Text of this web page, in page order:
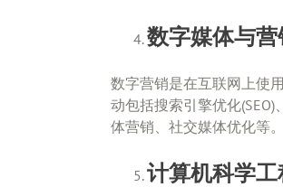
数字媒体与营
数字营销是在互联网上使
动包括搜索引擎优化
体营销、社交媒体优化等。
计算机科学工